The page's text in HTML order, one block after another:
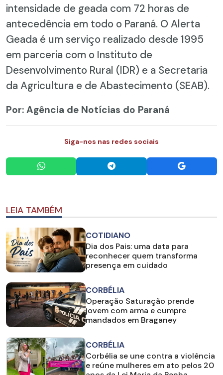
intensidade de geada com 72 horas de
antecedência em todo o Paraná. O Alerta
Geada é um serviço realizado desde 1995
em parceria com o Instituto de
Desenvolvimento Rural (IDR) e a Secretaria
da Agricultura e de Abastecimento (SEAB).
Por: Agência de Notícias do Paraná
Siga-nos nas redes sociais
LEIA TAMBÉM
COTIDIANO
Dia dos Pais: uma data para
reconhecer quem transforma
presença em cuidado
CORBÉLIA
Operação Saturação prende
jovem com arma e cumpre
mandados em Braganey
CORBÉLIA
Corbélia se une contra a violência
e reúne mulheres em ato pelos 20